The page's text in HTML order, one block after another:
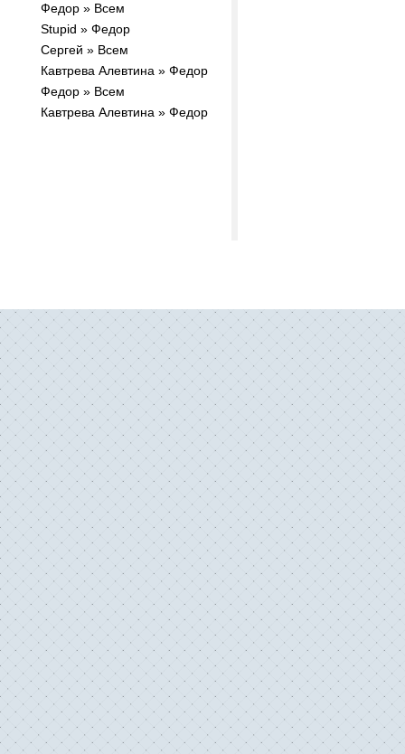
Федор » Всем
Stupid » Федор
Сергей » Всем
Кавтрева Алевтина » Федор
Федор » Всем
Кавтрева Алевтина » Федор